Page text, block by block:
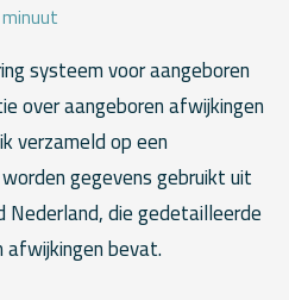
systeem voor aangeboren
over aangeboren afwijkingen
verzameld op een
gegevens gebruikt uit
die gedetailleerde
bevat.